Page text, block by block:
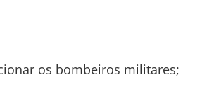
os bombeiros militares;